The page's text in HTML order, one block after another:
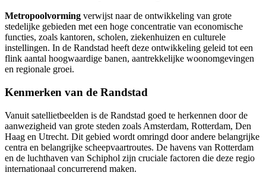
Metropoolvorming verwijst naar de ontwikkeling van grote
stedelijke gebieden met een hoge concentratie van economische
functies, zoals kantoren, scholen, ziekenhuizen en culturele
instellingen. In de Randstad heeft deze ontwikkeling geleid tot een
flink aantal hoogwaardige banen, aantrekkelijke woonomgevingen
en regionale groei.
Kenmerken van de Randstad
Vanuit satellietbeelden is de Randstad goed te herkennen door de
aanwezigheid van grote steden zoals Amsterdam, Rotterdam, Den
Haag en Utrecht. Dit gebied wordt omringd door andere belangrijke
centra en belangrijke scheepvaartroutes. De havens van Rotterdam
en de luchthaven van Schiphol zijn cruciale factoren die deze regio
internationaal concurrerend maken.